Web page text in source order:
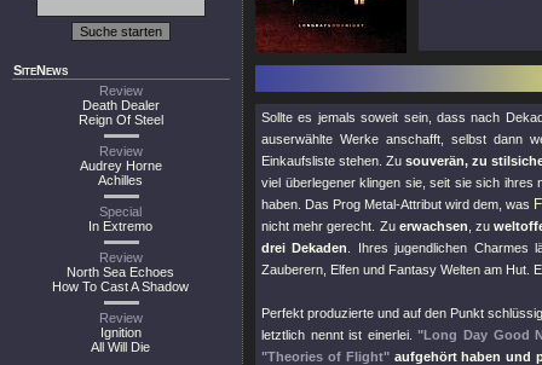
SiteNews
Review
Death Dealer
Reign Of Steel
Review
Audrey Horne
Achilles
Special
In Extremo
Review
North Sea Echoes
How To Cast A Shadow
Review
Ignition
All Will Die
Sollte es jemals soweit sein, dass nach
auserwählte Werke anschafft, selbst dann
Einkaufsliste stehen. Zusouverän, zu
viel überlegener klingen sie, seit sie sich
haben. Das Prog Metal-Attribut wird dem, was
nicht mehr gerecht. Zu erwachsen , zu
drei Dekaden
. Ihres jugendlichen Charmes
Zauberern, Elfen und Fantasy Welten am Hut.
Perfekt produzierte und auf den Punkt
letztlich nennt ist einerlei."Long Day Good
"Theories of Flight"aufgehört haben und